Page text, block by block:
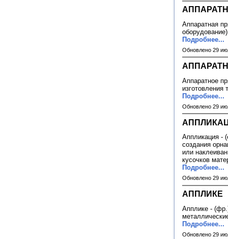
Аппаратная
Подробнее...
Обновлено 29
Аппаратное
Подробнее...
Обновлено 29
Аппликация -
создания
или
кусочков
Подробнее...
Обновлено 29
АППЛИКЕ
Апплике -
Подробнее...
Обновлено 29